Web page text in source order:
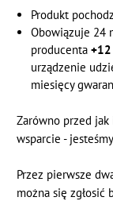
Produkt
Obowiązuje 24
producenta +12
urządzenie
miesięcy
Zarówno przed
wsparcie -
Przez pierwsze
można się zgłosić